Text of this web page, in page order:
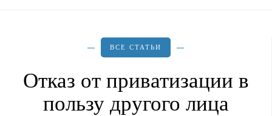
ВСЕ СТАТЬИ
Отказ от приватизации в
пользу другого лица